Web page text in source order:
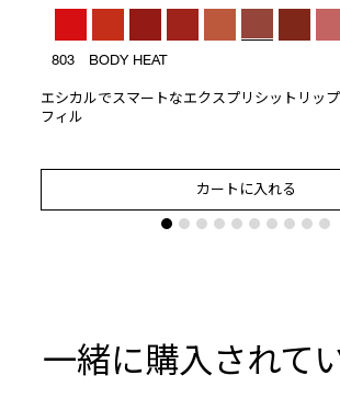
803 BODY HEAT
エシカルでスマートなエクスプリシットリッ
フィル
カートに入れる
一緒に購入されて